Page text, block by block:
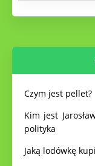
Czym jest pellet?
Kim jest
polityka
Jaką lodówkę